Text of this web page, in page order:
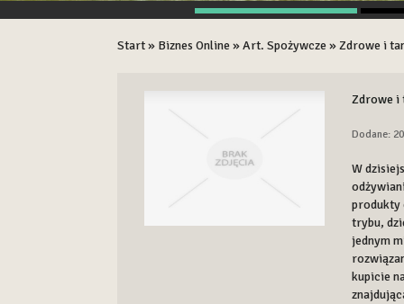
Start» Biznes Online »Art. Spożywcze »Zdrowe i
Zdrowe i
Dodane:
W
produkty
trybu,
jednym
kupicie